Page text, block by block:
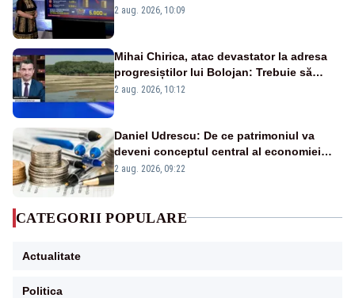
pierdute de fiecare român
2 aug. 2026, 10:09
Mihai Chirica, atac devastator la adresa
progresiștilor lui Bolojan: Trebuie să
protejăm și natura, dar nu șținem omaneii
2 aug. 2026, 10:12
Daniel Udrescu: De ce patrimoniul va
deveni conceptul central al economiei
viitoare?
2 aug. 2026, 09:22
CATEGORII POPULARE
Actualitate
Politica